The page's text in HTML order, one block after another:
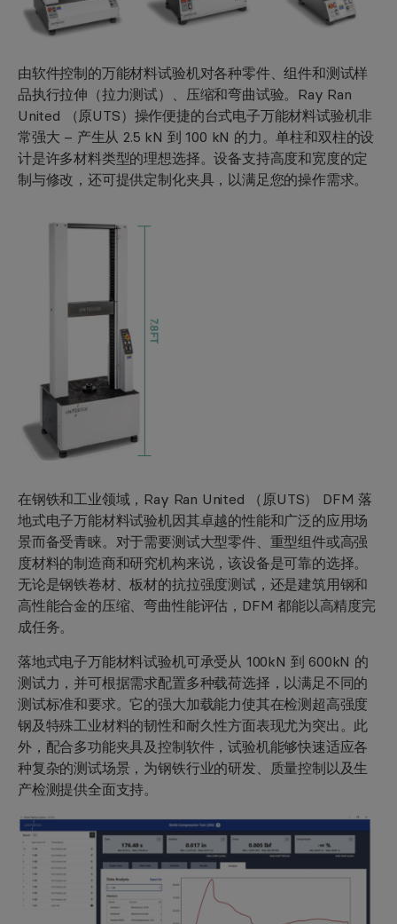
由软件控制的万能材料试验机对各种零件、组件和测试样
品执行拉伸（拉力测试）、压缩和弯曲试验。Ray Ran
United （原UTS）操作便捷的台式电子万能材料试验机非
常强大 – 产生从 2.5 kN 到 100 kN 的力。单柱和双柱的设
计是许多材料类型的理想选择。设备支持高度和宽度的定
制与修改，还可提供定制化夹具，以满足您的操作需求。
在钢铁和工业领域，Ray Ran United （原UTS） DFM 落
地式电子万能材料试验机因其卓越的性能和广泛的应用场
景而备受青睐。对于需要测试大型零件、重型组件或高强
度材料的制造商和研究机构来说，该设备是可靠的选择。
无论是钢铁卷材、板材的抗拉强度测试，还是建筑用钢和
高性能合金的压缩、弯曲性能评估，DFM 都能以高精度完
成任务。
落地式电子万能材料试验机可承受从 100kN 到 600kN 的
测试力，并可根据需求配置多种载荷选择，以满足不同的
测试标准和要求。它的强大加载能力使其在检测超高强度
钢及特殊工业材料的韧性和耐久性方面表现尤为突出。此
外，配合多功能夹具及控制软件，试验机能够快速适应各
种复杂的测试场景，为钢铁行业的研发、质量控制以及生
产检测提供全面支持。